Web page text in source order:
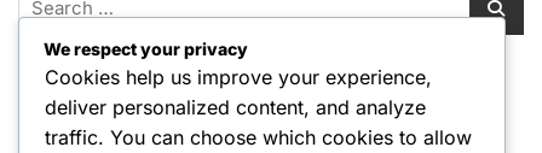
for:
カテゴリ
リトルリーグのフィールド寸法
We respect your privacy
Cookies help us improve your experience,
deliver personalized content, and analyze
traffic. You can choose which cookies to allow